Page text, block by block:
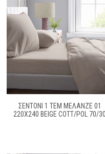
ΣΕΝΤΟΝΙ 1 ΤΕΜ ΜΕΛΑΝΖΈ 01
220X240 BEIGE COTT/POL 70/30